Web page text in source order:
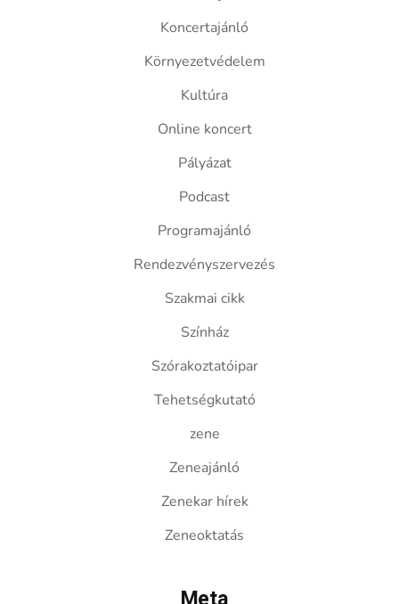
Koncertajánló
Környezetvédelem
Kultúra
Online koncert
Pályázat
Podcast
Programajánló
Rendezvényszervezés
Szakmai cikk
Színház
Szórakoztatóipar
Tehetségkutató
zene
Zeneajánló
Zenekar hírek
Zeneoktatás